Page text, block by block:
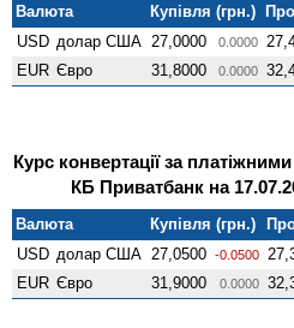
Валюта Купівля (грн.)
USD долар США 27,0000 0.0000
EUR Євро 31,8000 0.0000
Курс конвертації за
КБ Приватбанк на
Валюта Купівля (грн.)
USD долар США 27,0500 -0.0500
EUR Євро 31,9000 0.0000